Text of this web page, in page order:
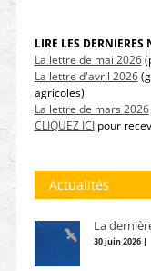
LIRE LES DERNIERES
La lettre de mai 2026
La lettre d'avril 2026
agricoles)
La lettre de mars 2026
CLIQUEZ ICIpour
Actualités
La
30 juin 2026 |